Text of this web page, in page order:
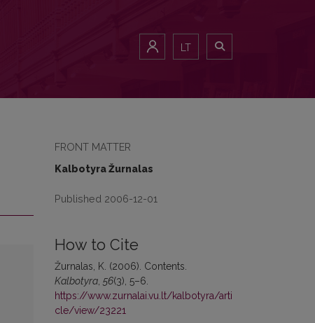
LT
FRONT MATTER
Kalbotyra Žurnalas
Published 2006-12-01
How to Cite
Žurnalas, K. (2006). Contents.
Kalbotyra 56(3), 5–6.
https://www.zurnalai.vu.lt/kalbotyra/arti
cle/view/23221